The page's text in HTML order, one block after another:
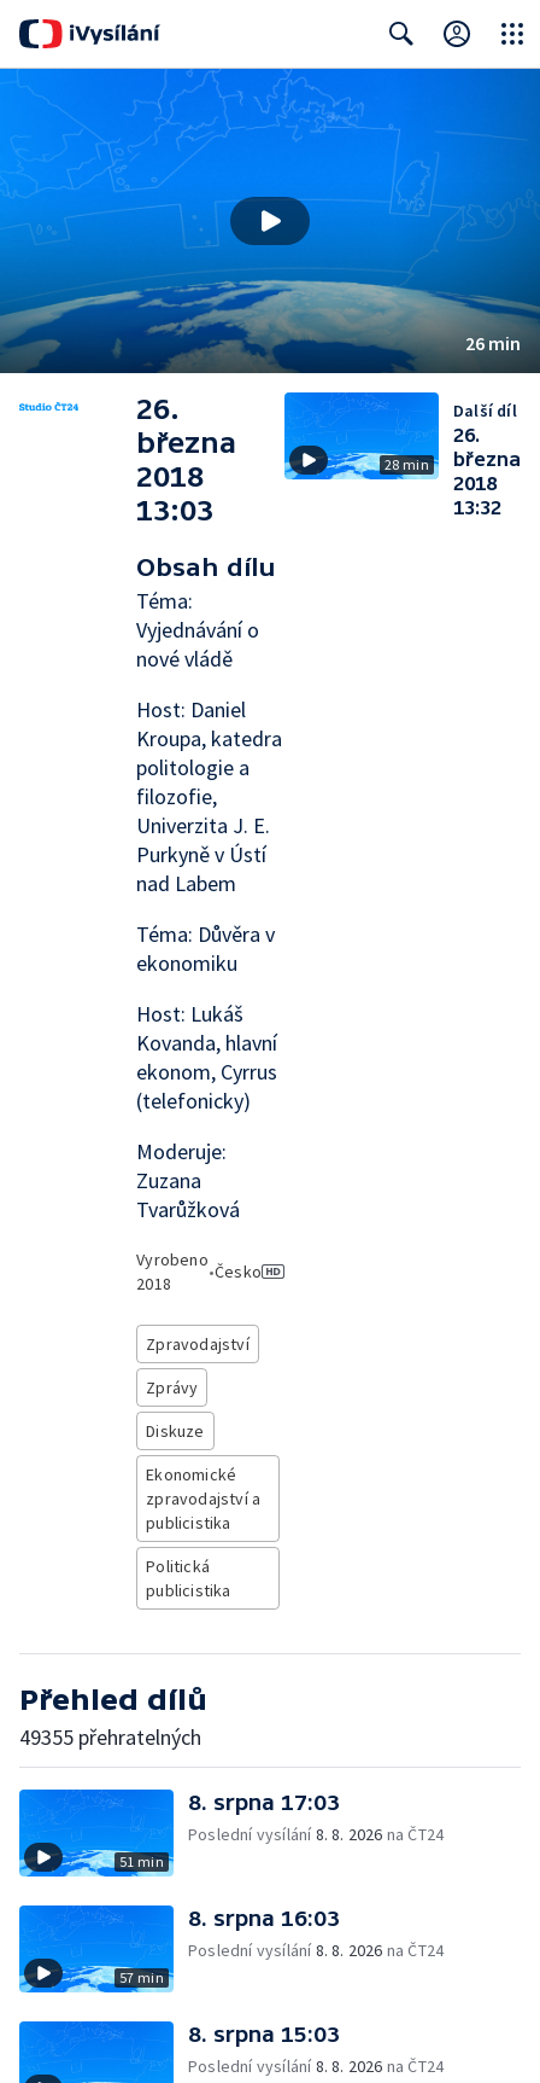
26 min
26.
března
2018
13:03
Obsah dílu
Téma:
Vyjednávání o
nové vládě
Host: Daniel
Kroupa, katedra
politologie a
filozofie,
Univerzita J. E.
Purkyně v Ústí
nad Labem
Téma: Důvěra v
ekonomiku
Host: Lukáš
Kovanda, hlavní
ekonom, Cyrrus
(telefonicky)
Moderuje:
Zuzana
Tvarůžková
Vyrobeno
2018
•Česko
Zpravodajství
Zprávy
Diskuze
Ekonomické
zpravodajství a
publicistika
Politická
publicistika
28 min
Další díl
26.
března
2018
13:32
Přehled dílů
49355 přehratelných
51 min
8. srpna 17:03
Poslední vysílání8. 8. 2026 na ČT24
57 min
8. srpna 16:03
Poslední vysílání8. 8. 2026 na ČT24
8. srpna 15:03
Poslední vysílání8. 8. 2026 na ČT24